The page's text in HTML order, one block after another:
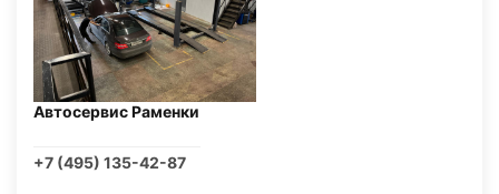
Автосервис Раменки
+7 (495) 135-42-87